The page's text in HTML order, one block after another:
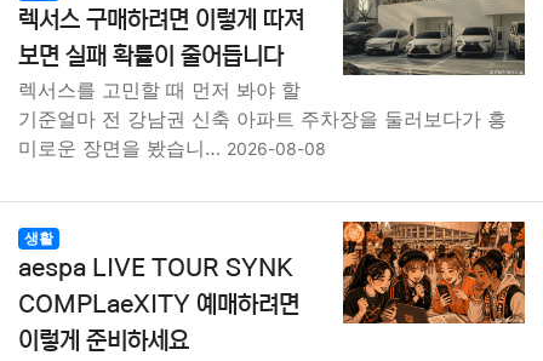
렉서스 구매하려면 이렇게 따져
보면 실패 확률이 줄어듭니다
렉서스를 고민할 때 먼저 봐야 할
기준얼마 전 강남권 신축 아파트 주차장을 둘러보다가 흥
미로운 장면을 봤습니… 2026-08-08
생활
aespa LIVE TOUR SYNK
COMPLaeXITY 예매하려면
이렇게 준비하세요